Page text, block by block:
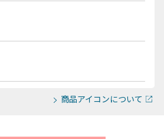
商品アイコンについて